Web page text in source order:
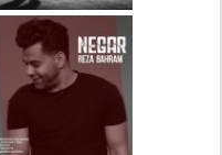
دانلود آلبوم جدید سیروان
خسروی بنام مونولوگ